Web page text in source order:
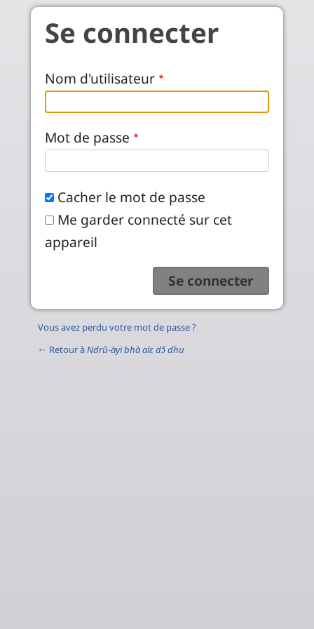
Aller au contenu principal
Se connecter
Nom d'utilisateur
Mot de passe
Cacher le mot de passe
Me garder connecté sur cet
appareil
Vous avez perdu votre mot de passe ?
← Retour àNdrǔ-àyi bhà alɛ dɔ̌ dhu